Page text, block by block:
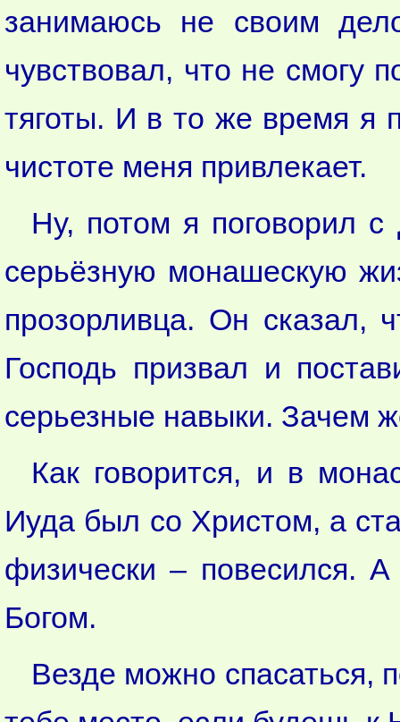
занимаюсь не своим
чувствовал, что не смогу
тяготы. И в то же время я
чистоте меня привлекает.
Ну, потом я поговорил
серьёзную монашескую
прозорливца. Он сказал,
Господь призвал и
серьезные навыки. Зачем
Как говорится, и в
Иуда был со Христом, а
физически – повесился.
Богом.
Везде можно спасаться,